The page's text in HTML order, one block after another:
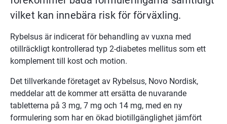
vilket kan innebära risk för förväxling.
Rybelsus är indicerat för behandling av vuxna med
otillräckligt kontrollerad typ 2-diabetes mellitus som ett
komplement till kost och motion.
Det tillverkande företaget av Rybelsus, Novo Nordisk,
meddelar att de kommer att ersätta de nuvarande
tabletterna på 3 mg, 7 mg och 14 mg, med en ny
formulering som har en ökad biotillgänglighet jämfört